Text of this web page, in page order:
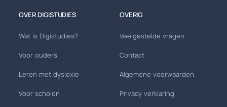
OVER DIGISTUDIES
Wat is Digistudies?
Voor ouders
Leren met dyslexie
Voor scholen
OVERIG
Veelgestelde vragen
Contact
Algemene voorwaarden
Privacy verklaring